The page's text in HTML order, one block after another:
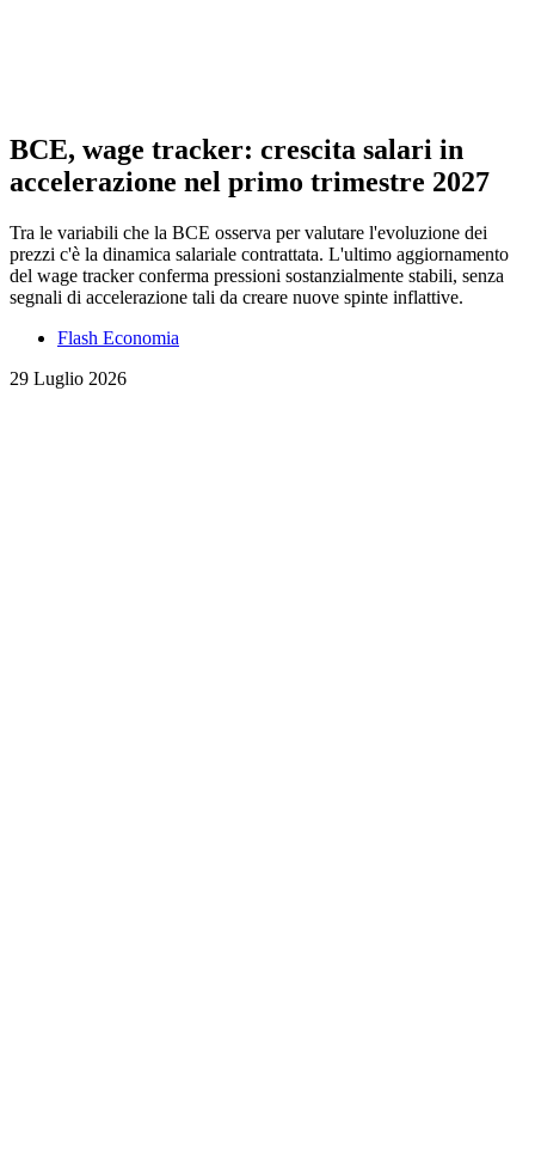
BCE, wage tracker: crescita salari in
accelerazione nel primo trimestre 2027
Tra le variabili che la BCE osserva per valutare l'evoluzione dei
prezzi c'è la dinamica salariale contrattata. L'ultimo aggiornamento
del wage tracker conferma pressioni sostanzialmente stabili, senza
segnali di accelerazione tali da creare nuove spinte inflattive.
Flash Economia
29 Luglio 2026